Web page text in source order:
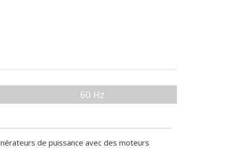
60 Hz
de puissance avec des moteurs